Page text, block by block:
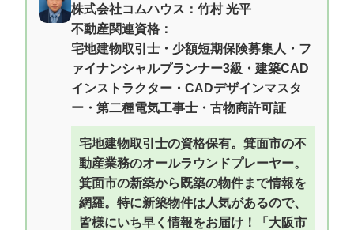
株式会社コムハウス：竹村 光平
不動産関連資格：
宅地建物取引士・少額短期保険募集人・フ
ァイナンシャルプランナー3級・建築CAD
インストラクター・CADデザインマスタ
ー・第二種電気工事士・古物商許可証
宅地建物取引士の資格保有。箕面市の不
動産業務のオールラウンドプレーヤー。
箕面市の新築から既築の物件まで情報を
網羅。特に新築物件は人気があるので、
皆様にいち早く情報をお届け！「大阪市